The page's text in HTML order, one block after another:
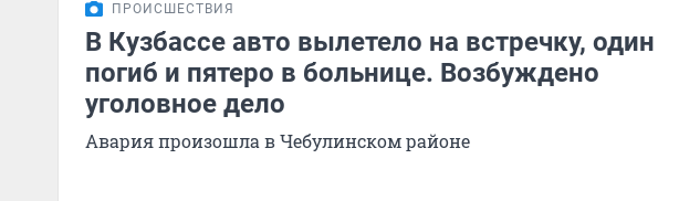
ПРОИСШЕСТВИЯ
В Кузбассе авто вылетело на встречку, один
погиб и пятеро в больнице. Возбуждено
уголовное дело
Авария произошла в Чебулинском районе